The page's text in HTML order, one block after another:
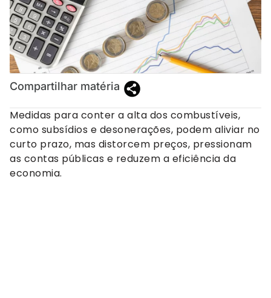
Compartilhar matéria
Medidas para conter a alta dos combustíveis,
como subsídios e desonerações, podem aliviar no
curto prazo, mas distorcem preços, pressionam
as contas públicas e reduzem a eficiência da
economia.